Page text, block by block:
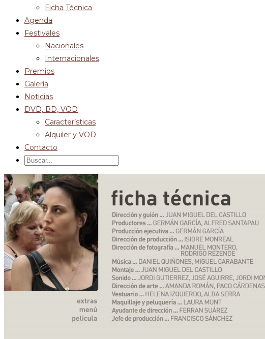
Ficha Técnica
Agenda
Festivales
Nacionales
Internacionales
Premios
Galería
Noticias
DVD, BD, VOD
Características
Alquiler y VOD
Contacto